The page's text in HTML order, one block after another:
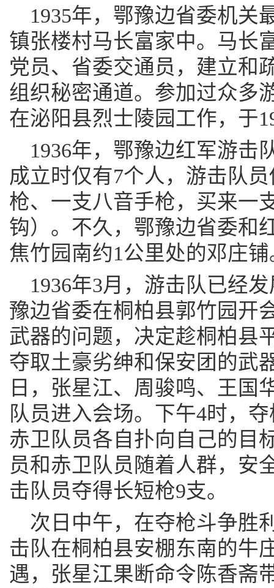
1935年，鄂豫边省委机关
镇张楼村马长富家中。马长
党员、省委交通员，建立和
组织秘密通道。参加过众多
在泌阳县烈士陵园工作，于
1936年，鄂豫边红军游击
成立时仅有7个人，游击队
枪、一支八音手枪，买来一
钩）。不久，鄂豫边省委和
焦竹园南约1公里处的邓庄铺
1936年3月，游击队已经
豫边省委在桐柏县郭竹园开
武器的问题，决定趁桐柏县
夺取土豪劣绅和保安团的武
日，张星江、周骏鸣、王国
队员进入会场。下午4时，
赤卫队员各自扑向自己的目
员和赤卫队员随着人群，安
击队员夺得长短枪9支。
次日中午，在夺枪斗争胜
击队在桐柏县安棚东南的牛
遇，张星江果断命令陈香斋